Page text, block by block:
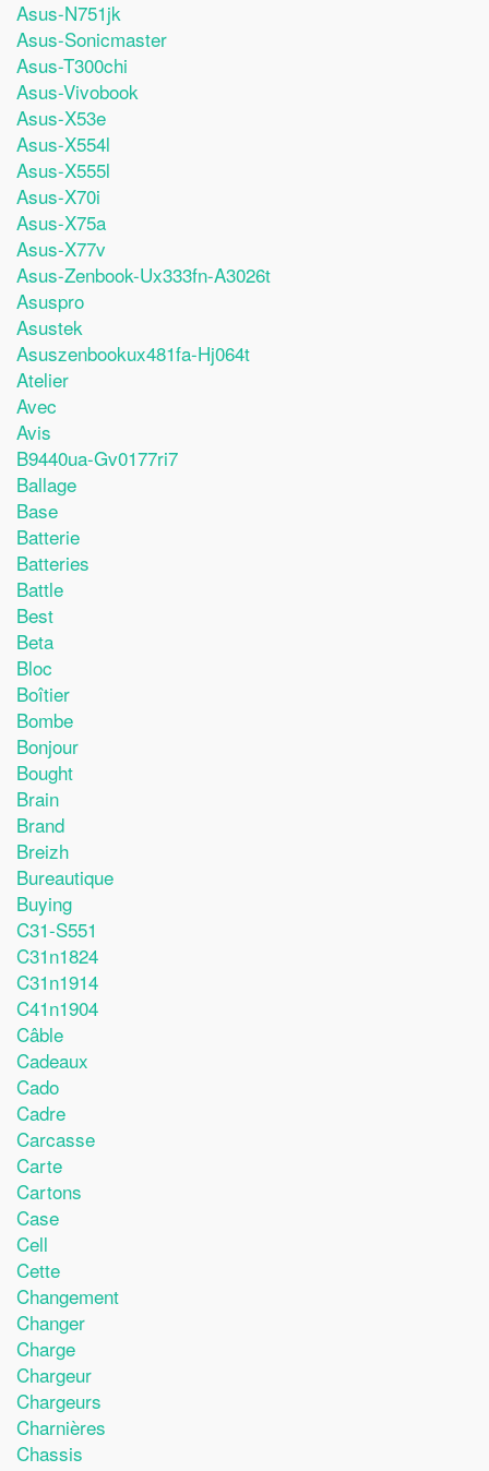
Asus-N751jk
Asus-Sonicmaster
Asus-T300chi
Asus-Vivobook
Asus-X53e
Asus-X554l
Asus-X555l
Asus-X70i
Asus-X75a
Asus-X77v
Asus-Zenbook-Ux333fn-A3026t
Asuspro
Asustek
Asuszenbookux481fa-Hj064t
Atelier
Avec
Avis
B9440ua-Gv0177ri7
Ballage
Base
Batterie
Batteries
Battle
Best
Beta
Bloc
Boîtier
Bombe
Bonjour
Bought
Brain
Brand
Breizh
Bureautique
Buying
C31-S551
C31n1824
C31n1914
C41n1904
Câble
Cadeaux
Cado
Cadre
Carcasse
Carte
Cartons
Case
Cell
Cette
Changement
Changer
Charge
Chargeur
Chargeurs
Charnières
Chassis